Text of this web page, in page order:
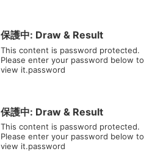
保護中: Draw & Result
This content is password protected.
Please enter your password below to
view it.password
保護中: Draw & Result
This content is password protected.
Please enter your password below to
view it.password